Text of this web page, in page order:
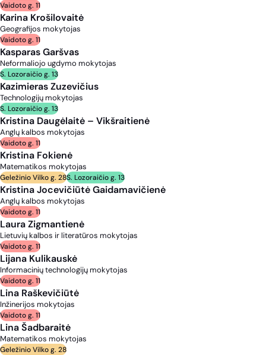
Vaidoto g. 11
Karina Krošilovaitė
Geografijos mokytojas
Vaidoto g. 11
Kasparas Garšvas
Neformaliojo ugdymo mokytojas
S. Lozoraičio g. 13
Kazimieras Zuzevičius
Technologijų mokytojas
S. Lozoraičio g. 13
Kristina Daugėlaitė – Vikšraitienė
Anglų kalbos mokytojas
Vaidoto g. 11
Kristina Fokienė
Matematikos mokytojas
Geležinio Vilko g. 28S. Lozoraičio g. 13
Kristina Jocevičiūtė Gaidamavičienė
Anglų kalbos mokytojas
Vaidoto g. 11
Laura Zigmantienė
Lietuvių kalbos ir literatūros mokytojas
Vaidoto g. 11
Lijana Kulikauskė
Informacinių technologijų mokytojas
Vaidoto g. 11
Lina Raškevičiūtė
Inžinerijos mokytojas
Vaidoto g. 11
Lina Šadbaraitė
Matematikos mokytojas
Geležinio Vilko g. 28